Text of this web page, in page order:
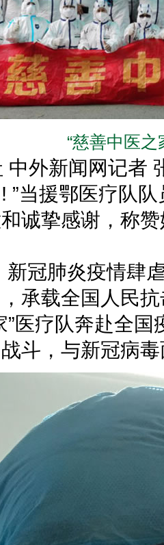
“慈善中医之
外新闻网记者
”当援鄂医疗队
诚挚感谢，称赞
冠肺炎疫情肆
承载全国人民
”医疗队奔赴全
斗，与新冠病